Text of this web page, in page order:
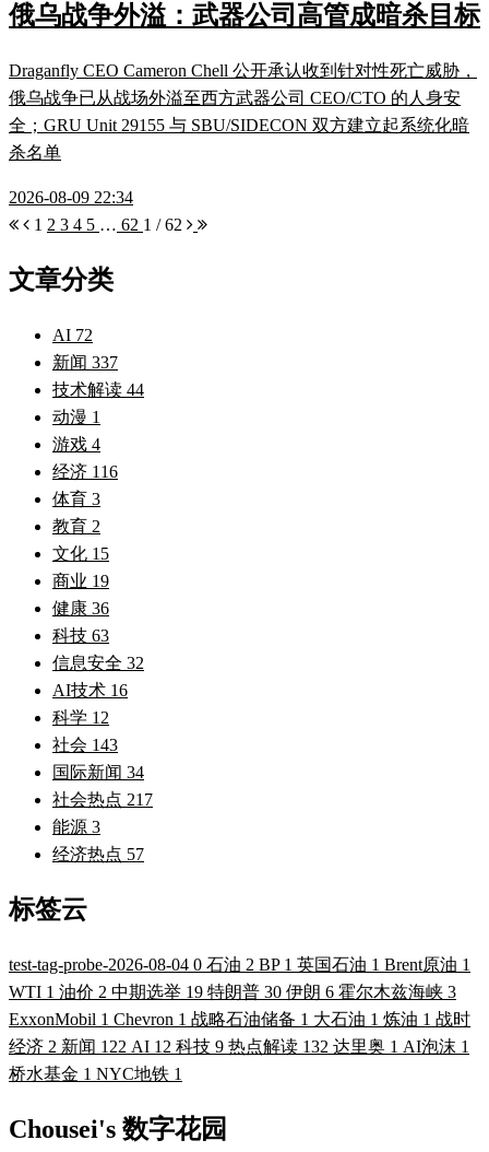
俄乌战争外溢：武器公司高管成暗杀目标
Draganfly CEO Cameron Chell 公开承认收到针对性死亡威胁，
俄乌战争已从战场外溢至西方武器公司 CEO/CTO 的人身安
全；GRU Unit 29155 与 SBU/SIDECON 双方建立起系统化暗
杀名单
2026-08-09 22:34
1 2 3 4 5 … 62 1 / 62
文章分类
AI 72
新闻 337
技术解读 44
动漫 1
游戏 4
经济 116
体育 3
教育 2
文化 15
商业 19
健康 36
科技 63
信息安全 32
AI技术 16
科学 12
社会 143
国际新闻 34
社会热点 217
能源 3
经济热点 57
标签云
test-tag-probe-2026-08-04 0 石油 2 BP 1 英国石油 1 Brent原油 1
WTI 1 油价 2 中期选举 19 特朗普 30 伊朗 6 霍尔木兹海峡 3
ExxonMobil 1 Chevron 1 战略石油储备 1 大石油 1 炼油 1 战时
经济 2 新闻 122 AI 12 科技 9 热点解读 132 达里奥 1 AI泡沫 1
桥水基金 1 NYC地铁 1
Chousei's 数字花园